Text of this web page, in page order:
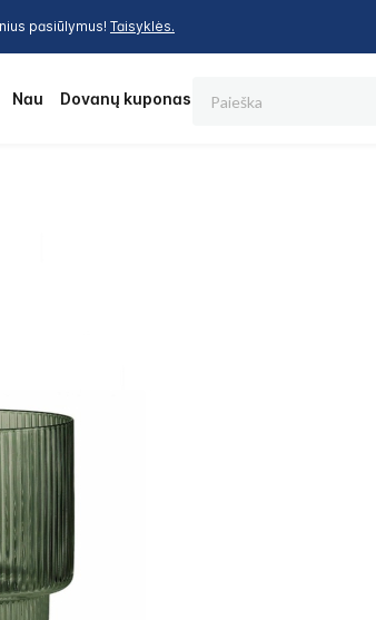
pasiūlymus! Taisyklės.
Nauja Dovanų kuponas